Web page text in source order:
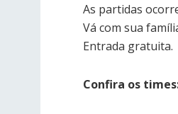
As partidas
Vá com sua
Entrada gratuita.
Confira os